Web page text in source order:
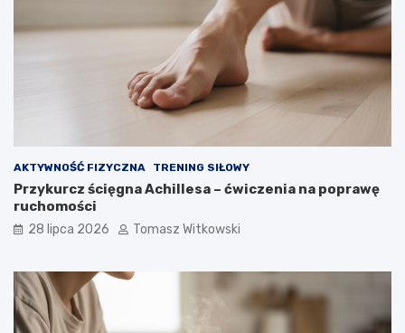
AKTYWNOŚĆ FIZYCZNA TRENING SIŁOWY
Przykurcz ścięgna Achillesa – ćwiczenia na poprawę
ruchomości
28 lipca 2026 Tomasz Witkowski